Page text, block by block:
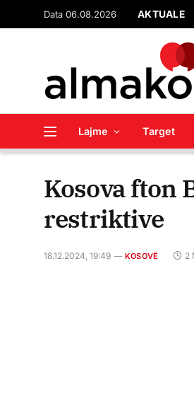
Data 06.08.2026 AKTUALE
Lajme Target
Kosova fton
restriktive
18.12.2024, 19:49 KOSOVË 2